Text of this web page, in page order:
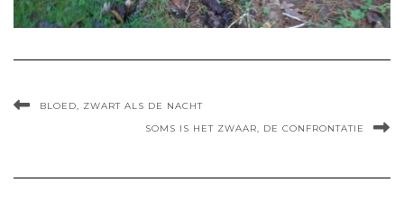
BLOED, ZWART ALS DE NACHT
SOMS IS HET ZWAAR, DE CONFRONTATIE